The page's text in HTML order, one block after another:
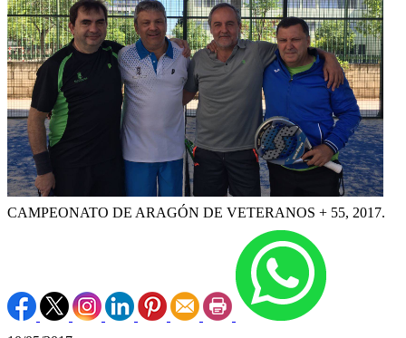
CAMPEONATO DE ARAGÓN DE VETERANOS + 55, 2017.